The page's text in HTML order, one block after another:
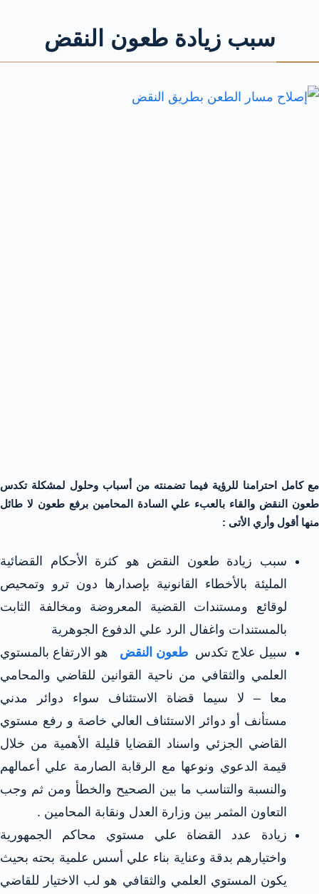
سبب زيادة طعون النقض
مع كامل احترامنا للرؤية فيما تضمنته من أسباب وحلول لمشكلة تكدس
طعون النقض والقاء بالعبء علي السادة المحامين برفع طعون لا طائل
منها أقول وأري الأتى :
سبب زيادة طعون النقض هو كثرة الأحكام القضائية
المليئة بالأخطاء القانونية بإصدارها دون ترو وتمحيص
لوقائع ومستندات القضية المعروضة ومخالفة الثابت
بالمستندات واغفال الرد علي الدفوع الجوهرية
سبيل علاج تكدسطعون النقض
هو الارتفاع بالمستوي
العلمي والثقافي من ناحية القوانين للقاضي والمحامي
معا – لا سيما قضاة الاستئناف سواء دوائر مدني
مستأنف أو دوائر الاستئناف العالي خاصة و رفع مستوي
القاضي الجزئي واسناد القضايا قليلة الأهمية من خلال
قيمة الدعوي ونوعها مع الرقابة الصارمة علي أعمالهم
والنسبة والتناسب ما بين الصحيح والخطأ ومن ثم وجب
التعاون المثمر بين وزارة العدل ونقابة المحامين .
زيادة عدد القضاة علي مستوي محاكم الجمهورية
واختيارهم بدقة وعناية بناء علي أسس علمية بحته بحيث
يكون المستوي العلمي والثقافي هو لب الاختيار للقاضي